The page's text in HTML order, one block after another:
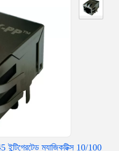
ম্যাজিকটিক্স 10/100